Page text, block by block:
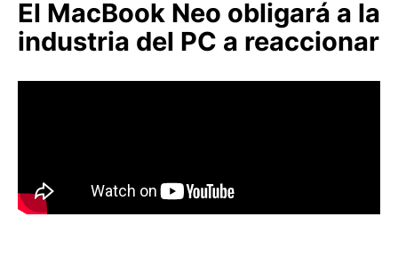
El MacBook Neo obligará a la
industria del PC a reaccionar